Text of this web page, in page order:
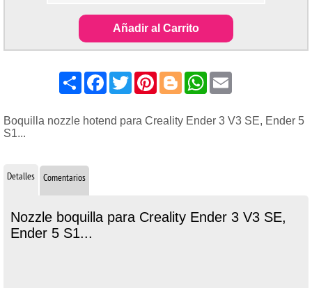
Añadir al Carrito
ShareFacebook
TwitterPinterest
BloggerWhatsApp
Boquilla nozzle hotend para Creality Ender 3 V3 SE, Ender 5
S1...
Detalles Comentarios
Nozzle boquilla para Creality Ender 3 V3 SE,
Ender 5 S1...